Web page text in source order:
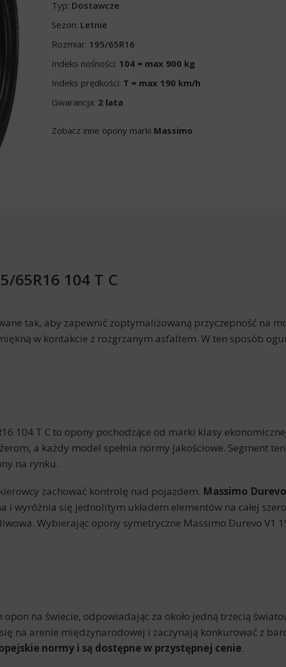
Typ: Dostawcze
Sezon: Letnie
Rozmiar: 195/65R16
Indeks nośności: 104 = max 900 kg
Indeks prędkości: T = max 190 km/h
Gwarancja: 2 lata
Zobacz inne opony marki Massimo
65R16 104 T C
tak, aby zapewnić zoptymalizowaną przyczepność na
w kontakcie z rozgrzanym asfaltem. W ten sposób
104 T C to opony pochodzące od marki klasy
a każdy model spełnia normy jakościowe. Segment
na rynku.
zachować kontrolę nad pojazdem. Massimo
i wyróżnia się jednolitym układem elementów na całej
Wybierając opony symetryczne Massimo Durevo V1
na świecie, odpowiadając za około jedną trzecią
na arenie międzynarodowej i zaczynają konkurować z
normy i są dostępne w przystępnej cenie.